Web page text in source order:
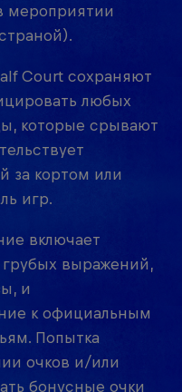
мероприятии
Court сохраняют
любых
которые срывают
за кортом или
игр.
включает
выражений,
и
к официальным
Попытка
очков и/или
бонусные очки